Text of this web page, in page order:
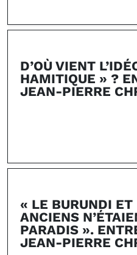
D’OÙ VIENT
HAMITIQUE » ?
JEAN-PIERRE
« LE BURUNDI
ANCIENS
PARADIS ».
JEAN-PIERRE